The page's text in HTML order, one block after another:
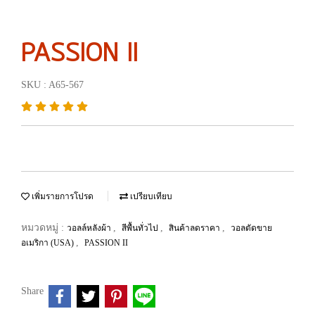
PASSION II
SKU : A65-567
เพิ่มรายการโปรด เปรียบเทียบ
หมวดหมู่ : วอลล์หลังผ้า , สีพื้นทั่วไป , สินค้าลดราคา ,
วอลตัดขาย
อเมริกา (USA) , PASSION II
Share